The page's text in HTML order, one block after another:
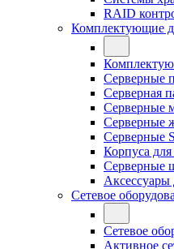
RAID
Комплектующие
Серверные
Серверная
Серверные
Серверные
Серверные
Корпуса для
Серверные
Аксессуары
Сетевое
Сетевое
Активное